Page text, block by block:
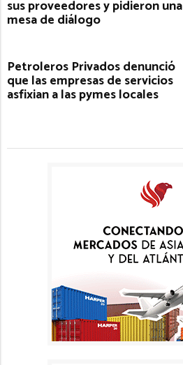
sus proveedores y pidieron una
mesa de diálogo
Petroleros Privados denunció
que las empresas de servicios
asfixian a las pymes locales